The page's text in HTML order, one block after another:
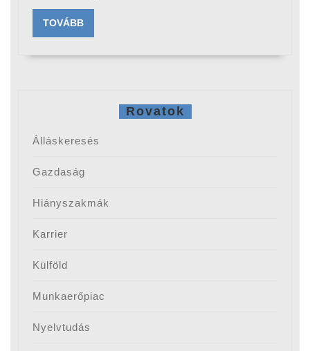
TOVÁBBTOVÁBB
Rovatok
Álláskeresés
Gazdaság
Hiányszakmák
Karrier
Külföld
Munkaerőpiac
Nyelvtudás